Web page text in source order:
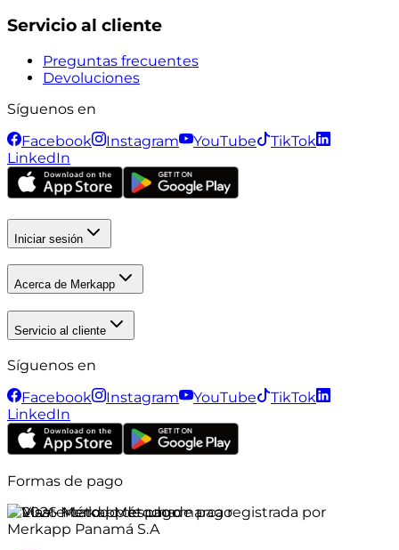
Servicio al cliente
Preguntas frecuentes
Devoluciones
Síguenos en
Facebook
Instagram YouTube
TikTok
LinkedIn
Iniciar sesión
Acerca de Merkapp
Servicio al cliente
Síguenos en
Facebook
Instagram YouTube
TikTok
LinkedIn
Formas de pago
©2026Merkapp es una marca registrada por
Merkapp Panamá S.A